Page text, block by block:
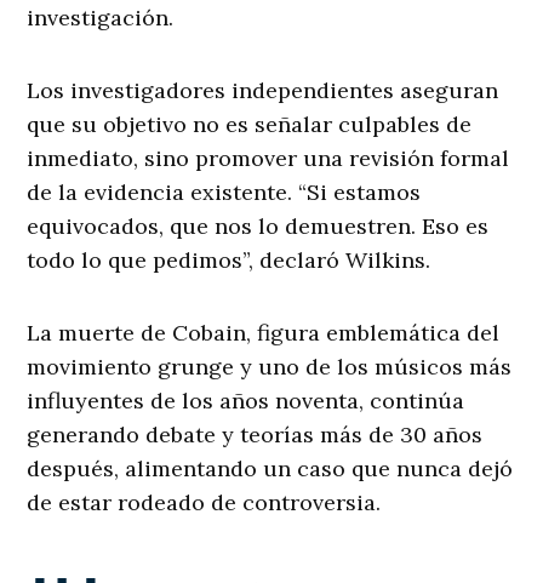
investigación.
Los investigadores independientes aseguran
que su objetivo no es señalar culpables de
inmediato, sino promover una revisión formal
de la evidencia existente. “Si estamos
equivocados, que nos lo demuestren. Eso es
todo lo que pedimos”, declaró Wilkins.
La muerte de Cobain, figura emblemática del
movimiento grunge y uno de los músicos más
influyentes de los años noventa, continúa
generando debate y teorías más de 30 años
después, alimentando un caso que nunca dejó
de estar rodeado de controversia.